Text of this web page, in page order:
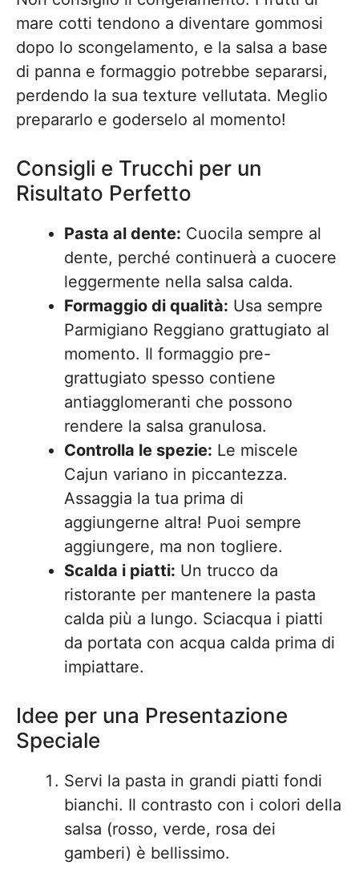
mare cotti tendono a diventare gommosi
dopo lo scongelamento, e la salsa a base
di panna e formaggio potrebbe separarsi,
perdendo la sua texture vellutata. Meglio
prepararlo e goderselo al momento!
Consigli e Trucchi per un
Risultato Perfetto
Pasta al dente: Cuocila sempre al
dente, perché continuerà a cuocere
leggermente nella salsa calda.
Formaggio di qualità: Usa sempre
Parmigiano Reggiano grattugiato al
momento. Il formaggio pre-
grattugiato spesso contiene
antiagglomeranti che possono
rendere la salsa granulosa.
Controlla le spezie: Le miscele
Cajun variano in piccantezza.
Assaggia la tua prima di
aggiungerne altra! Puoi sempre
aggiungere, ma non togliere.
Scalda i piatti: Un trucco da
ristorante per mantenere la pasta
calda più a lungo. Sciacqua i piatti
da portata con acqua calda prima di
impiattare.
Idee per una Presentazione
Speciale
Servi la pasta in grandi piatti fondi
bianchi. Il contrasto con i colori della
salsa (rosso, verde, rosa dei
gamberi) è bellissimo.